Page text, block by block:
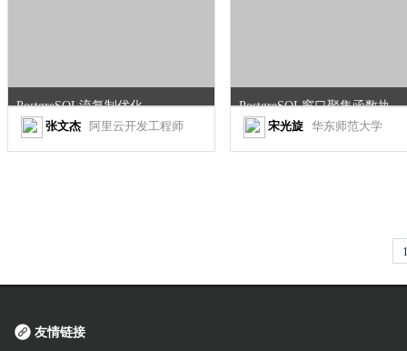
PostgreSQL流复制优化
张文杰 阿里云开发工程师
PostgreSQL窗口聚集函数执行优化
宋光旋 华东师范大学
友情链接